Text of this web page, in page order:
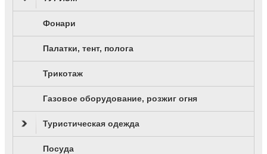
Фонари
Палатки, тент, полога
Трикотаж
Газовое оборудование, розжиг огня
Туристическая одежда
Посуда